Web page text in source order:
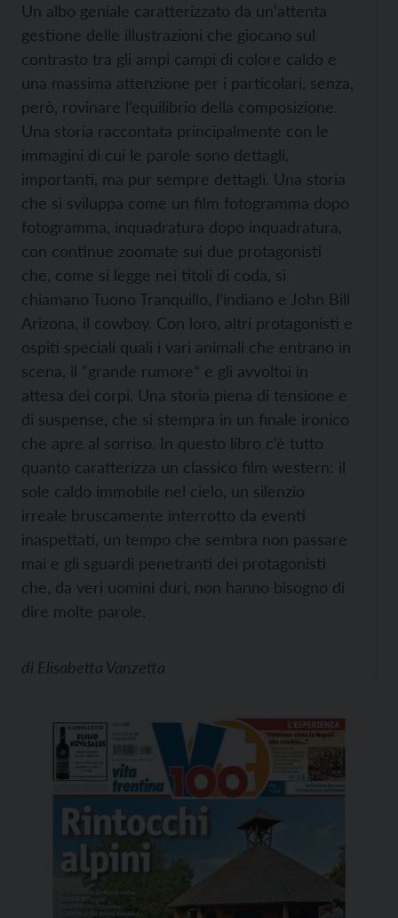
Un albo geniale caratterizzato da un’attenta
gestione delle illustrazioni che giocano sul
contrasto tra gli ampi campi di colore caldo e
una massima attenzione per i particolari, senza,
però, rovinare l’equilibrio della composizione.
Una storia raccontata principalmente con le
immagini di cui le parole sono dettagli,
importanti, ma pur sempre dettagli. Una storia
che si sviluppa come un film fotogramma dopo
fotogramma, inquadratura dopo inquadratura,
con continue zoomate sui due protagonisti
che, come si legge nei titoli di coda, si
chiamano Tuono Tranquillo, l’indiano e John Bill
Arizona, il cowboy. Con loro, altri protagonisti e
ospiti speciali quali i vari animali che entrano in
scena, il “grande rumore” e gli avvoltoi in
attesa dei corpi. Una storia piena di tensione e
di suspense, che si stempra in un finale ironico
che apre al sorriso. In questo libro c’è tutto
quanto caratterizza un classico film western: il
sole caldo immobile nel cielo, un silenzio
irreale bruscamente interrotto da eventi
inaspettati, un tempo che sembra non passare
mai e gli sguardi penetranti dei protagonisti
che, da veri uomini duri, non hanno bisogno di
dire molte parole.
di Elisabetta Vanzetta